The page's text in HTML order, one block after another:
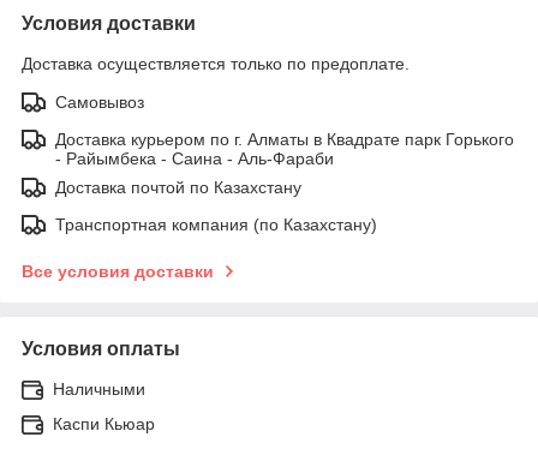
Условия доставки
Доставка осуществляется только по предоплате.
Самовывоз
Доставка курьером по г. Алматы в Квадрате парк Горького
- Райымбека - Саина - Аль-Фараби
Доставка почтой по Казахстану
Транспортная компания (по Казахстану)
Все условия доставки
Условия оплаты
Наличными
Каспи Кьюар